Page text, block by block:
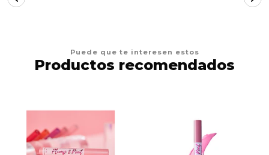
Puede que te interesen estos
Productos recomendados